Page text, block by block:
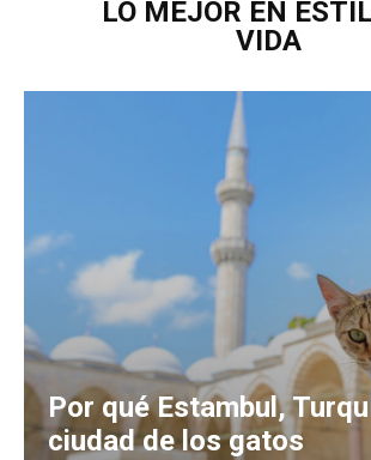
LO MEJOR EN
VIDA
Por qué Estambul,
ciudad de los gatos